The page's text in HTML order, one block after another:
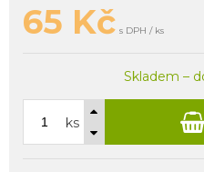
65 Kč s DPH / ks
Skladem –
ks